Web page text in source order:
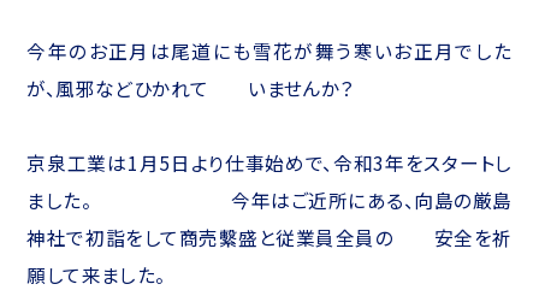
今年のお正月は尾道にも雪花が舞う寒いお正月でした
が、風邪などひかれて いませんか？
京泉工業は1月5日より仕事始めで、令和3年をスタートし
ました。 今年はご近所にある、向島の厳島
神社で初詣をして商売繫盛と従業員全員の 安全を祈
願して来ました。